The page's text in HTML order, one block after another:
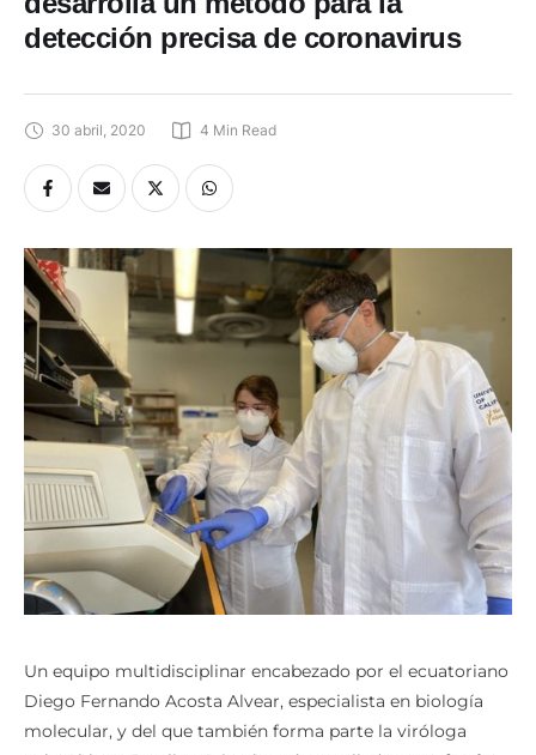
detección precisa de coronavirus
Diego Fernando Acosta Alvear, especialista en biología
molecular, y del que también forma parte la viróloga
colombiana Carolina Arias, han desarrollado unmétodo